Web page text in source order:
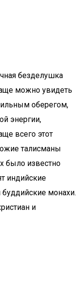
безделушка
можно увидеть
оберегом,
энергии,
всего этот
талисманы
было известно
индийские
монахи.
и